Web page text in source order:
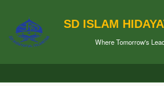
SD ISLAM
Where Tomorrow's